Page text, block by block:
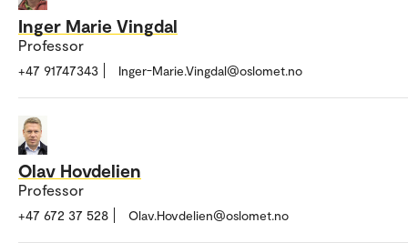
Inger Marie Vingdal
Professor
+47 91747343 Inger-Marie.Vingdal@oslomet.no
Olav Hovdelien
Professor
+47 672 37 528 Olav.Hovdelien@oslomet.no